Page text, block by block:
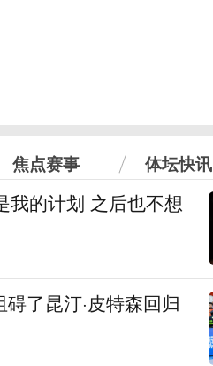
焦点赛事 体坛快讯
我的计划 之后也不想
了昆汀·皮特森回归